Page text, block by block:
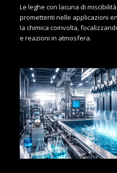
Le leghe con lacuna di
promettenti nelle applicazioni
la chimica coinvolta,
e reazioni in atmosfera.